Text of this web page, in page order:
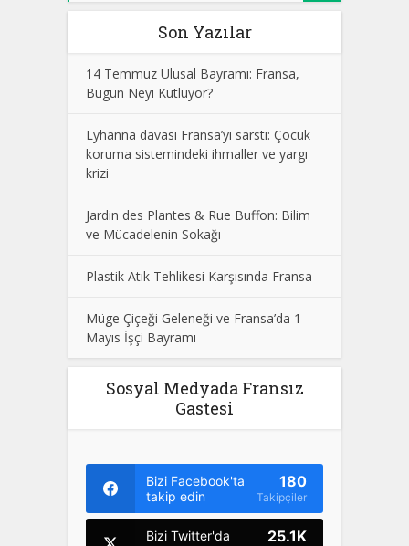
Son Yazılar
14 Temmuz Ulusal Bayramı: Fransa,
Bugün Neyi Kutluyor?
Lyhanna davası Fransa’yı sarstı: Çocuk
koruma sistemindeki ihmaller ve yargı
krizi
Jardin des Plantes & Rue Buffon: Bilim
ve Mücadelenin Sokağı
Plastik Atık Tehlikesi Karşısında Fransa
Müge Çiçeği Geleneği ve Fransa’da 1
Mayıs İşçi Bayramı
Sosyal Medyada Fransız
Gastesi
Bizi Facebook'ta
takip edin
180
Takipçiler
Bizi Twitter'da
25.1K